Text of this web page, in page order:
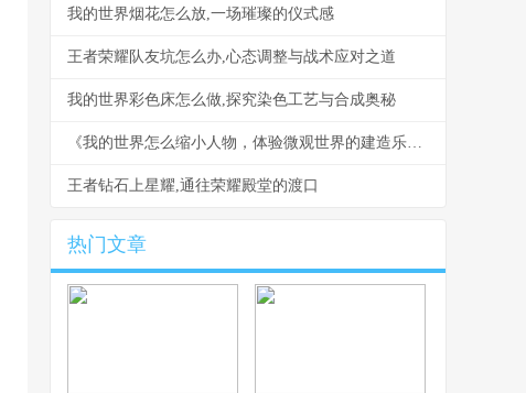
我的世界烟花怎么放,一场璀璨的仪式感
王者荣耀队友坑怎么办,心态调整与战术应对之道
我的世界彩色床怎么做,探究染色工艺与合成奥秘
《我的世界怎么缩小人物，体验微观世界的建造乐趣》
王者钻石上星耀,通往荣耀殿堂的渡口
热门文章